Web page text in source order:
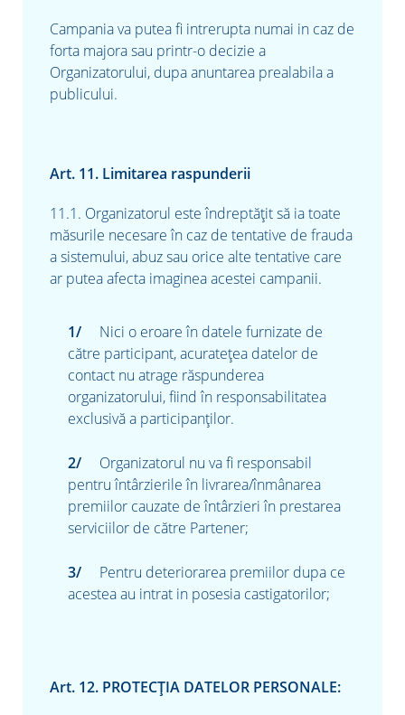
Campania va putea fi intrerupta numai in caz de
forta majora sau printr-o decizie a
Organizatorului, dupa anuntarea prealabila a
publicului.
Art. 11. Limitarea raspunderii
11.1. Organizatorul este îndreptăţit să ia toate
măsurile necesare în caz de tentative de frauda
a sistemului, abuz sau orice alte tentative care
ar putea afecta imaginea acestei campanii.
Nici o eroare în datele furnizate de
către participant, acurateţea datelor de
contact nu atrage răspunderea
organizatorului, fiind în responsabilitatea
exclusivă a participanţilor.
Organizatorul nu va fi responsabil
pentru întârzierile în livrarea/înmânarea
premiilor cauzate de întârzieri în prestarea
serviciilor de către Partener;
Pentru deteriorarea premiilor dupa ce
acestea au intrat in posesia castigatorilor;
Art. 12. PROTECŢIA DATELOR PERSONALE: